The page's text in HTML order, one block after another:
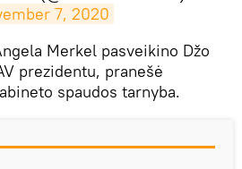
7, 2020
Merkel pasveikino Džo
prezidentu, pranešė
spaudos tarnyba.